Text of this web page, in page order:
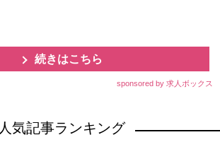
続きはこちら
sponsored by 求人ボックス
人気記事ランキング